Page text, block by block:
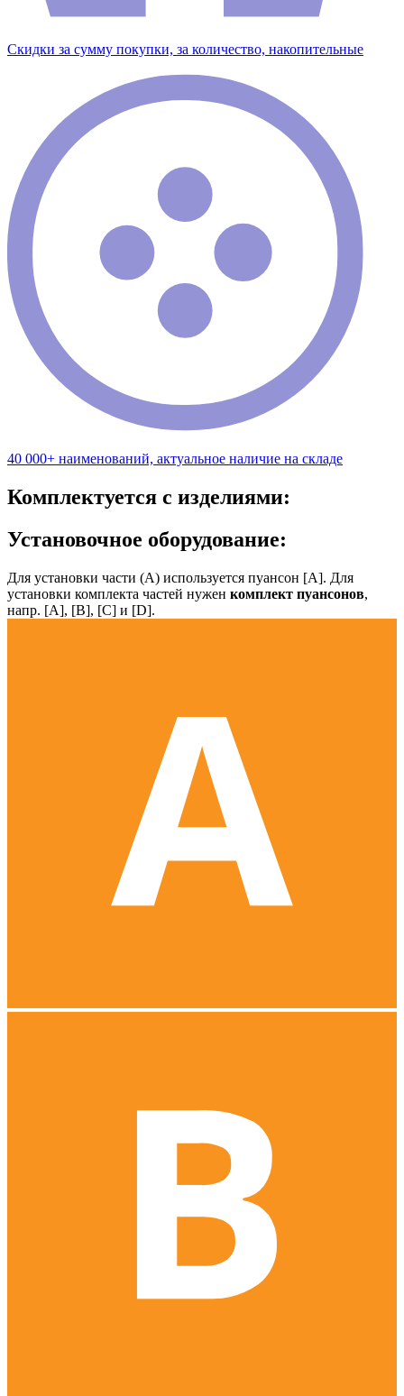
Скидки за сумму покупки, за количество, накопительные
40 000+ наименований, актуальное наличие на складе
Комплектуется с изделиями:
Установочное оборудование:
Для установки части (А) используется пуансон [А]. Для
установки комплекта частей нужен комплект пуансонов,
напр. [А], [B], [С] и [D].